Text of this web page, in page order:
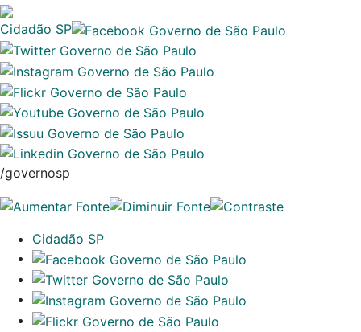
Cidadão SP
/governosp
Cidadão SP